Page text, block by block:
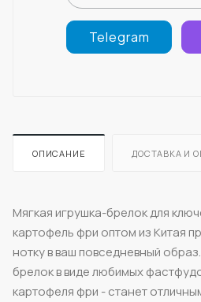
Telegram
ОПИСАНИЕ ДОСТАВКА И
Мягкая игрушка-брелок для
картофель фри оптом из Китая
нотку в ваш повседневный
брелок в виде любимых
картофеля фри - станет